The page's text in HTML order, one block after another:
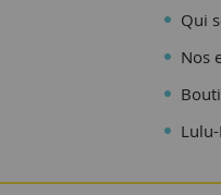
Qui
Nos